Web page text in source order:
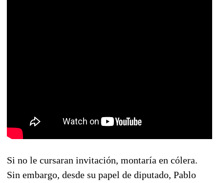
Si no le cursaran invitación, montaría en cólera.
Sin embargo, desde su papel de diputado, Pablo